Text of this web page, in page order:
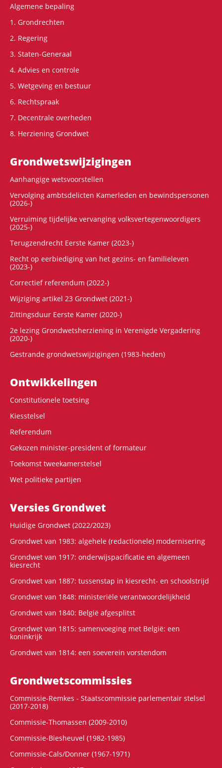
Algemene bepaling
1. Grondrechten
2. Regering
3. Staten-Generaal
4. Advies en controle
5. Wetgeving en bestuur
6. Rechtspraak
7. Decentrale overheden
8. Herziening Grondwet
Grondwets­wijzigingen
Aanhangige wetsvoorstellen
Vervolging ambtsdelicten Kamerleden en bewindspersonen
(2026-)
Verruiming tijdelijke vervanging volksvertegenwoordigers
(2025-)
Terugzendrecht Eerste Kamer (2023-)
Recht op eerbiediging van het gezins- en familieleven
(2023-)
Correctief referendum (2022-)
Wijziging artikel 23 Grondwet (2021-)
Zittingsduur Eerste Kamer (2020-)
2e lezing Grondwetsherziening in Verenigde Vergadering
(2020-)
Gestrande grondwetswijzigingen (1983-heden)
Ontwikke­lingen
Constitutionele toetsing
Kiesstelsel
Referendum
Gekozen minister-president of formateur
Toekomst tweekamerstelsel
Wet politieke partijen
Versies Grondwet
Huidige Grondwet (2022/2023)
Grondwet van 1983: algehele (redactionele) modernisering
Grondwet van 1917: onderwijspacificatie en algemeen
kiesrecht
Grondwet van 1887: tussenstap in kiesrecht- en schoolstrijd
Grondwet van 1848: ministeriële verantwoordelijkheid
Grondwet van 1840: België afgesplitst
Grondwet van 1815: samenvoeging met België: een
koninkrijk
Grondwet van 1814: een soeverein vorstendom
Grondwets­commissies
Commissie-Remkes - Staatscommissie parlementair stelsel
(2017-2018)
Commissie-Thomassen (2009-2010)
Commissie-Biesheuvel (1982-1985)
Commissie-Cals/Donner (1967-1971)